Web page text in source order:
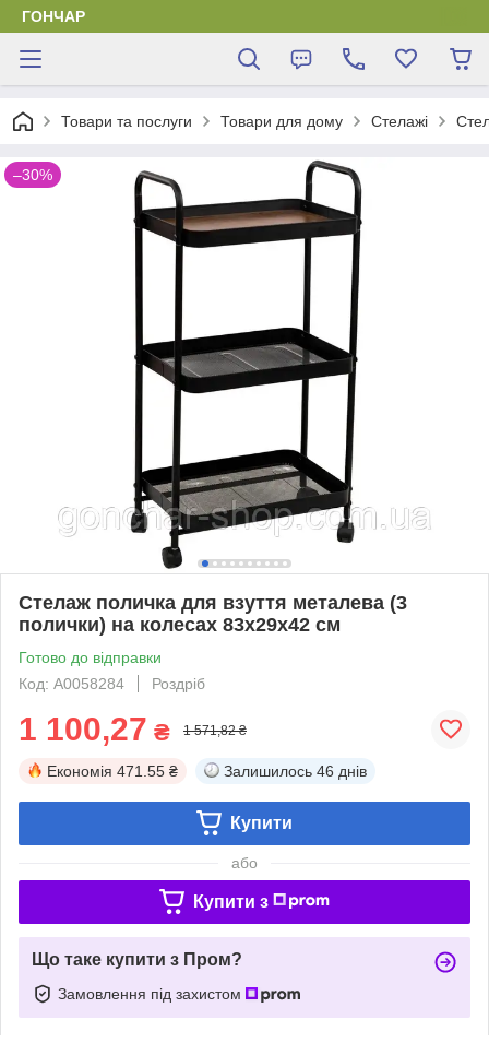
ГОНЧАР
Товари та послуги Товари для дому Стелажі
–30%
Стелаж поличка для взуття металева (3
полички) на колесах 83х29х42 см
Готово до відправки
Код: А0058284
Роздріб
1 100,27 ₴ 1 571,82 ₴
Економія 471.55 ₴ Залишилось 46 днів
Купити
або
Купити з
Що таке купити з Пром?
Замовлення під захистом